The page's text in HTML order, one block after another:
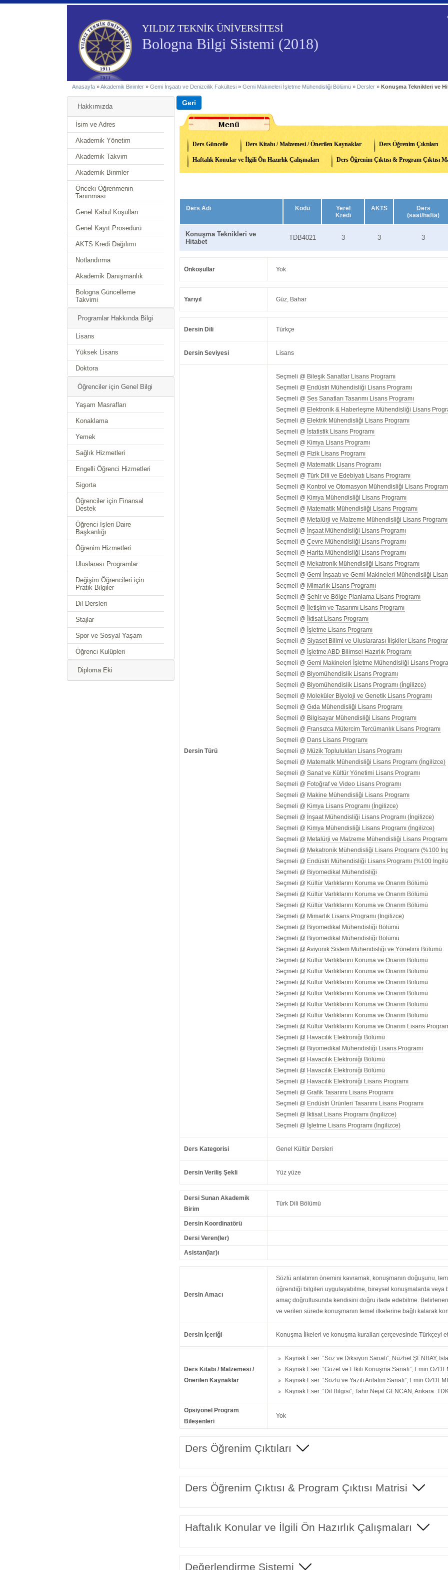
YILDIZ TEKNİK ÜNİVERSİTESİ
Bologna Bilgi Sistemi (2018)
Anasayfa »Akademik Birimler »Gemi İnşaatı ve Denizcilik Fakültesi »Gemi Makineleri İşletme Mühendisliği Bölümü » Dersler »Konuşma Teknikleri ve
Hakkımızda
İsim ve Adres
Akademik Yönetim
Akademik Takvim
Akademik Birimler
Önceki Öğrenmenin
Tanınması
Genel Kabul Koşulları
Genel Kayıt Prosedürü
AKTS Kredi Dağılımı
Notlandırma
Akademik Danışmanlık
Bologna Güncelleme
Takvimi
Programlar Hakkında Bilgi
Lisans
Yüksek Lisans
Doktora
Öğrenciler için Genel Bilgi
Yaşam Masrafları
Konaklama
Yemek
Sağlık Hizmetleri
Engelli Öğrenci Hizmetleri
Sigorta
Öğrenciler için Finansal
Destek
Öğrenci İşleri Daire
Başkanlığı
Öğrenim Hizmetleri
Uluslarası Programlar
Değişim Öğrencileri için
Pratik Bilgiler
Dil Dersleri
Stajlar
Spor ve Sosyal Yaşam
Öğrenci Kulüpleri
Diploma Eki
Ders Güncelle Ders Kitabı / Malzemesi / Önerilen Kaynaklar Ders Öğrenim Çıktıları
Haftalık Konular ve İlgili Ön Hazırlık Çalışmaları Ders Öğrenim Çıktısı & Program Çıktısı
Ders Adı Kodu
Yerel
Kredi
AKTS
Ders
(saat/hafta)
Konuşma Teknikleri ve
Hitabet
TDB4021 3 3 3
Önkoşullar Yok
Yarıyıl Güz, Bahar
Dersin Dili Türkçe
Dersin Seviyesi Lisans
Dersin Türü
Seçmeli @ Bileşik Sanatlar Lisans Programı
Seçmeli @ Endüstri Mühendisliği Lisans Programı
Seçmeli @Ses Sanatları Tasarımı Lisans Programı
Seçmeli @ Elektronik & Haberleşme Mühendisliği Lisans
Seçmeli @ Elektrik Mühendisliği Lisans Programı
Seçmeli @ İstatistik Lisans Programı
Seçmeli @ Kimya Lisans Programı
Seçmeli @ Fizik Lisans Programı
Seçmeli @ Matematik Lisans Programı
Seçmeli @Türk Dili ve Edebiyatı Lisans Programı
Seçmeli @ Kontrol ve Otomasyon Mühendisliği Lisans
Seçmeli @ Kimya Mühendisliği Lisans Programı
Seçmeli @ Matematik Mühendisliği Lisans Programı
Seçmeli @ Metalürji ve Malzeme Mühendisliği Lisans Programı
Seçmeli @ İnşaat Mühendisliği Lisans Programı
Seçmeli @Çevre Mühendisliği Lisans Programı
Seçmeli @ Harita Mühendisliği Lisans Programı
Seçmeli @ Mekatronik Mühendisliği Lisans Programı
Seçmeli @Gemi İnşaatı ve Gemi Makineleri Mühendisliği
Seçmeli @ Mimarlık Lisans Programı
Seçmeli @Şehir ve Bölge Planlama Lisans Programı
Seçmeli @
İletişim ve Tasarımı Lisans Programı
Seçmeli @
İktisat Lisans Programı
Seçmeli @ İşletme Lisans Programı
Seçmeli @Siyaset Bilimi ve Uluslararası İlişkiler Lisans
Seçmeli @ İşletme ABD Bilimsel Hazırlık Programı
Seçmeli @Gemi Makineleri İşletme Mühendisliği Lisans
Seçmeli @ Biyomühendislik Lisans Programı
Seçmeli @ Biyomühendislik Lisans Programı (İngilizce)
Seçmeli @ Moleküler Biyoloji ve Genetik Lisans Programı
Seçmeli @Gıda Mühendisliği Lisans Programı
Seçmeli @ Bilgisayar Mühendisliği Lisans Programı
Seçmeli @ Fransızca Mütercim Tercümanlık Lisans Programı
Seçmeli @ Dans Lisans Programı
Seçmeli @ Müzik Toplulukları Lisans Programı
Seçmeli @ Matematik Mühendisliği Lisans Programı (İngilizce)
Seçmeli @Sanat ve Kültür Yönetimi Lisans Programı
Seçmeli @ Fotoğraf ve Video Lisans Programı
Seçmeli @ Makine Mühendisliği Lisans Programı
Seçmeli @ Kimya Lisans Programı (İngilizce)
Seçmeli @ İnşaat Mühendisliği Lisans Programı (İngilizce)
Seçmeli @ Kimya Mühendisliği Lisans Programı (İngilizce)
Seçmeli @ Metalürji ve Malzeme Mühendisliği Lisans
Seçmeli @ Mekatronik Mühendisliği Lisans Programı (%100
Seçmeli @ Endüstri Mühendisliği Lisans Programı (%100
Seçmeli @ Biyomedikal Mühendisliği
Seçmeli @ Kültür Varlıklarını Koruma ve Onarım Bölümü
Seçmeli @ Kültür Varlıklarını Koruma ve Onarım Bölümü
Seçmeli @ Kültür Varlıklarını Koruma ve Onarım Bölümü
Seçmeli @ Mimarlık Lisans Programı (İngilizce)
Seçmeli @ Biyomedikal Mühendisliği Bölümü
Seçmeli @ Biyomedikal Mühendisliği Bölümü
Seçmeli @Aviyonik Sistem Mühendisliği ve Yönetimi Bölümü
Seçmeli @ Kültür Varlıklarını Koruma ve Onarım Bölümü
Seçmeli @ Kültür Varlıklarını Koruma ve Onarım Bölümü
Seçmeli @ Kültür Varlıklarını Koruma ve Onarım Bölümü
Seçmeli @ Kültür Varlıklarını Koruma ve Onarım Bölümü
Seçmeli @ Kültür Varlıklarını Koruma ve Onarım Bölümü
Seçmeli @ Kültür Varlıklarını Koruma ve Onarım Bölümü
Seçmeli @ Kültür Varlıklarını Koruma ve Onarım Lisans
Seçmeli @ Havacılık Elektroniği Bölümü
Seçmeli @ Biyomedikal Mühendisliği Lisans Programı
Seçmeli @ Havacılık Elektroniği Bölümü
Seçmeli @ Havacılık Elektroniği Bölümü
Seçmeli @ Havacılık Elektroniği Lisans Programı
Seçmeli @Grafik Tasarımı Lisans Programı
Seçmeli @ Endüstri Ürünleri Tasarımı Lisans Programı
Seçmeli @
İktisat Lisans Programı (İngilizce)
Seçmeli @ İşletme Lisans Programı (İngilizce)
Ders Kategorisi Genel Kültür Dersleri
Dersin Veriliş Şekli Yüz yüze
Dersi Sunan Akademik
Birim
Türk Dili Bölümü
Dersin Koordinatörü
Dersi Veren(ler)
Asistan(lar)ı
Dersin Amacı
Sözlü anlatımın önemini kavramak, konuşmanın doğuşunu,
öğrendiği bilgileri uygulayabilme, bireysel konuşmalarda veya
amaç doğrultusunda kendisini doğru ifade edebilme.
ve verilen sürede konuşmanın temel ilkelerine bağlı kalarak
Dersin İçeriği Konuşma İlkeleri ve konuşma kuralları çerçevesinde Türkçeyi
Ders Kitabı / Malzemesi /
Önerilen Kaynaklar
Kaynak Eser: “Söz ve Diksiyon Sanatı”, Nüzhet ŞENBAY,
Kaynak Eser: “Güzel ve Etkili Konuşma Sanatı”, Emin
Kaynak Eser: “Sözlü ve Yazılı Anlatım Sanatı”, Emin
Kaynak Eser: “Dil Bilgisi”, Tahir Nejat GENCAN, Ankara
Opsiyonel Program
Bileşenleri
Yok
Ders Öğrenim Çıktıları
Ders Öğrenim Çıktısı & Program Çıktısı Matrisi
Haftalık Konular ve İlgili Ön Hazırlık Çalışmaları
Değerlendirme Sistemi